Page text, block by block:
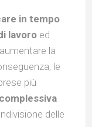
in tempo
lavoro ed
la
le
più
delle